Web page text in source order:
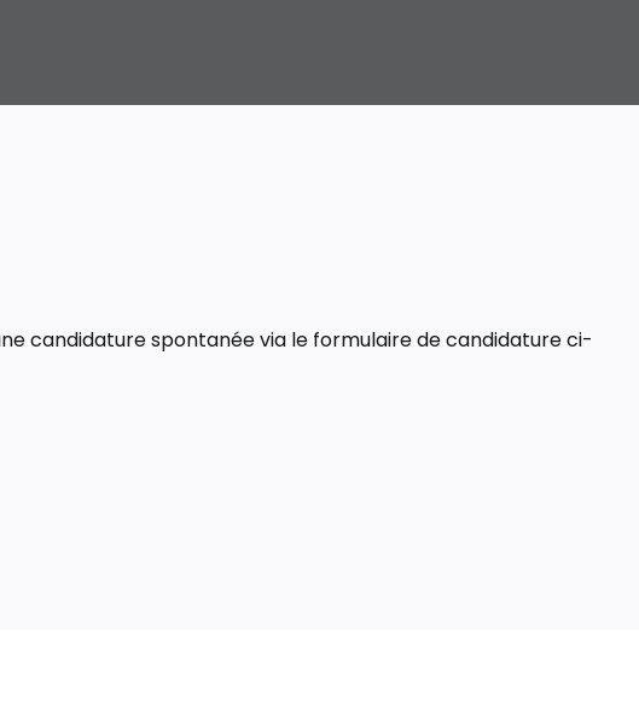
candidature spontanée via le formulaire de candidature ci-